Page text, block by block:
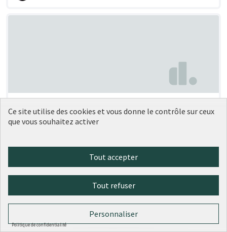
Box à vélo sécurisé place
Bahadourian
vote
Ce site utilise des cookies et vous donne le contrôle sur ceux
que vous souhaitez activer
Tout accepter
Tout refuser
Personnaliser
Politique de confidentialité